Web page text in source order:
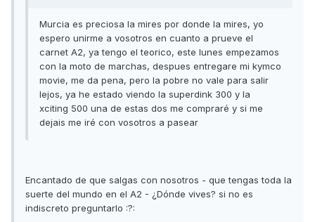
Murcia es preciosa la mires por donde la mires, yo
espero unirme a vosotros en cuanto a prueve el
carnet A2, ya tengo el teorico, este lunes empezamos
con la moto de marchas, despues entregare mi kymco
movie, me da pena, pero la pobre no vale para salir
lejos, ya he estado viendo la superdink 300 y la
xciting 500 una de estas dos me compraré y si me
dejais me iré con vosotros a pasear
Encantado de que salgas con nosotros - que tengas toda la
suerte del mundo en el A2 - ¿Dónde vives? si no es
indiscreto preguntarlo :?: